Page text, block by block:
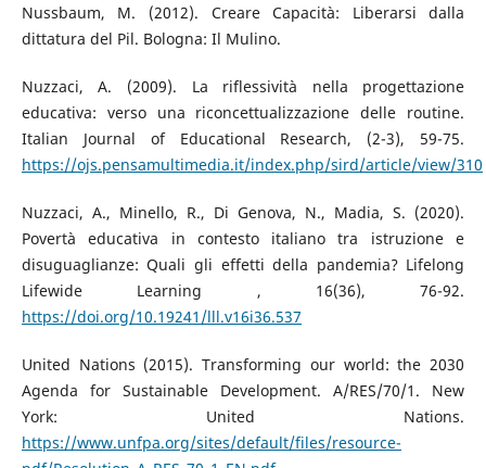
Nussbaum, M. (2012). Creare Capacità: Liberarsi dalla
dittatura del Pil. Bologna: Il Mulino.
Nuzzaci, A. (2009). La riflessività nella progettazione
educativa: verso una riconcettualizzazione delle routine.
Italian Journal of Educational Research, (2-3), 59-75.
https://ojs.pensamultimedia.it/index.php/sird/article/view/310
Nuzzaci, A., Minello, R., Di Genova, N., Madia, S. (2020).
Povertà educativa in contesto italiano tra istruzione e
disuguaglianze: Quali gli effetti della pandemia? Lifelong
Lifewide Learning , 16(36), 76-92.
https://doi.org/10.19241/lll.v16i36.537
United Nations (2015). Transforming our world: the 2030
Agenda for Sustainable Development. A/RES/70/1. New
York: United Nations.
https://www.unfpa.org/sites/default/files/resource-